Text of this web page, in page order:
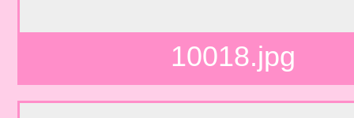
10018.jpg